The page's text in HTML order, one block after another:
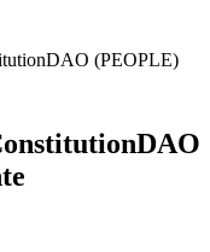
(PEOPLE)